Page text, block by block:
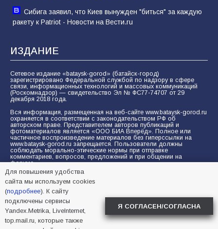
Сибига заявил, что Киев вынужден "биться" за каждую
ракету к Patriot - Новости на Вести.ru
ИЗДАНИЕ
Сетевое издание «bataysk-gorod» (батайск-город)
зарегистрировано Федеральной службой по надзору в сфере
связи, информационных технологий и массовых коммуникаций
(Роскомнадзор) — свидетельство Эл № ФС77-74707 от 29
декабря 2018 года.
Вся информация, размещенная на веб-сайте www.bataysk-gorod.ru
охраняется в соответствии с законодательством РФ об
авторском праве. Представителем авторов публикаций и
фотоматериалов является «ООО БИА Вперёд». Полное или
частичное воспроизведение материалов без гиперссылки на
www.bataysk-gorod.ru запрещается. Пользователи должны
соблюдать морально-этические нормы при отправке
комментариев, вопросов, предложений и при общении на
форуме.
Политика конфиденциальности и защиты информации
Согласие на обработку персональных данных с помощью
сервисов Yandex.Metrika, LiveInternet, top.mail.ru
© 2005-2026 БИА «ВПЕРЕД»
Для повышения удобства
сайта мы используем cookies
(подробнее). К сайту
подключены сервисы
Yandex.Metrika, LiveInternet,
top.mail.ru, которые также
Я СОГЛАСЕН/СОГЛАСНА